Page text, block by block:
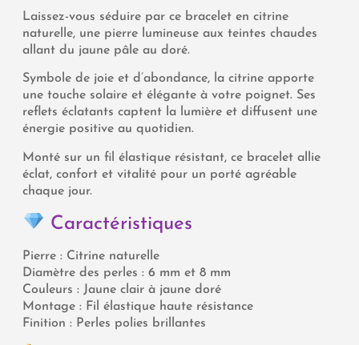
Laissez-vous séduire par ce bracelet en citrine
naturelle, une pierre lumineuse aux teintes chaudes
allant du jaune pâle au doré.
Symbole de joie et d’abondance, la citrine apporte
une touche solaire et élégante à votre poignet. Ses
reflets éclatants captent la lumière et diffusent une
énergie positive au quotidien.
Monté sur un fil élastique résistant, ce bracelet allie
éclat, confort et vitalité pour un porté agréable
chaque jour.
Caractéristiques
Pierre : Citrine naturelle
Diamètre des perles : 6 mm et 8 mm
Couleurs : Jaune clair à jaune doré
Montage : Fil élastique haute résistance
Finition : Perles polies brillantes